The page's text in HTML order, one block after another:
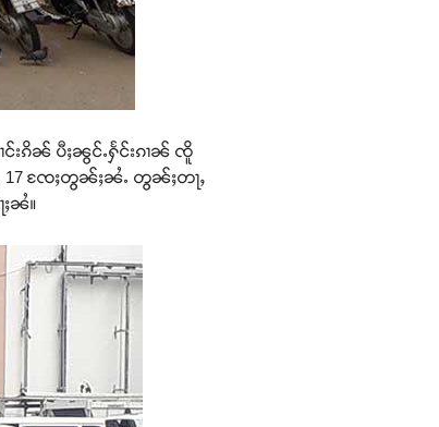
းၵိၼ် ပီႈၼွင်ႉႁႅင်းၵၢၼ် ၸိူ
17 ၸႄႈတွၼ်ႈၼႆႉ တွၼ်ႈတႃႇ
ႈၼႆ။